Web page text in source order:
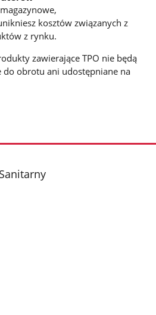
kosztów związanych z
z rynku.
zawierające TPO nie będą
do obrotu ani udostępniane na